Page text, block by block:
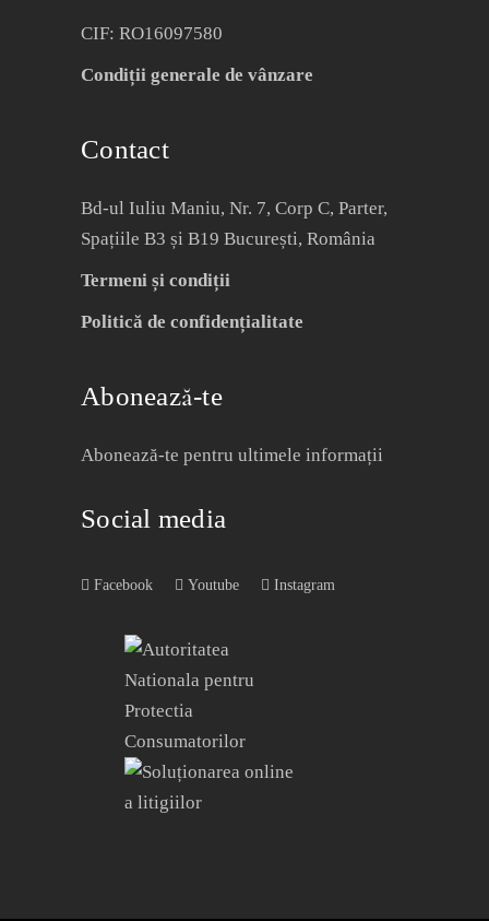
CIF: RO16097580
Condiții generale de vânzare
Contact
Bd-ul Iuliu Maniu, Nr. 7, Corp C, Parter,
Spațiile B3 și B19 București, România
Termeni și condiții
Politică de confidențialitate
Abonează-te
Abonează-te pentru ultimele informații
Social media
Facebook Youtube Instagram